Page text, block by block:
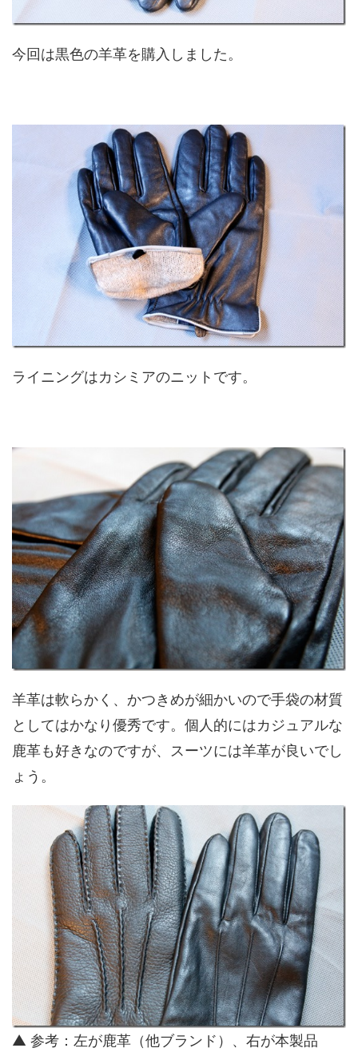
今回は黒色の羊革を購入しました。
ライニングはカシミアのニットです。
羊革は軟らかく、かつきめが細かいので手袋の材質
としてはかなり優秀です。個人的にはカジュアルな
鹿革も好きなのですが、スーツには羊革が良いでし
ょう。
▲ 参考：左が鹿革（他ブランド）、右が本製品